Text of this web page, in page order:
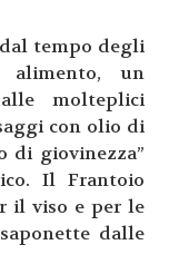
tempo degli
un
molteplici
con olio di
di giovinezza”
Il Frantoio
il viso e per le
dalle